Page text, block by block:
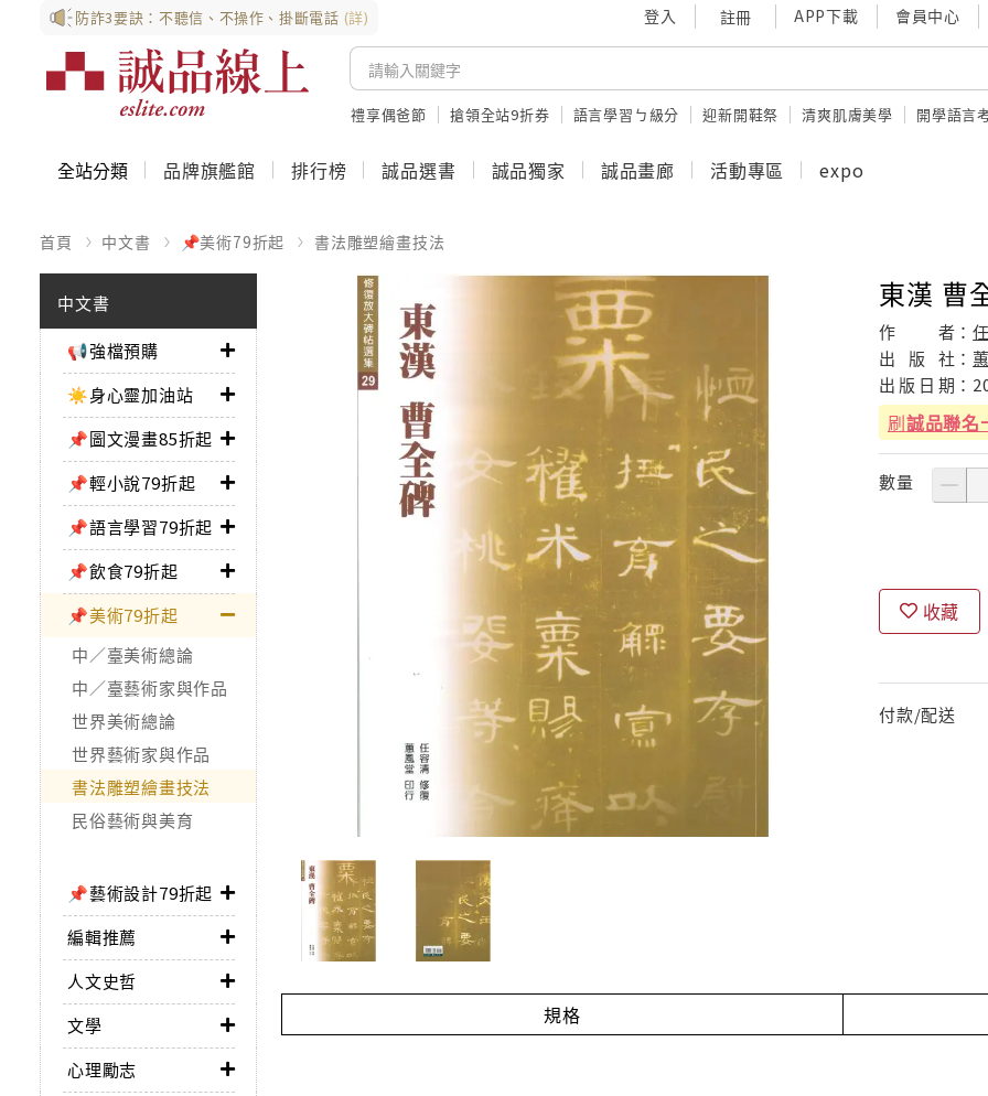
防詐3要訣：不聽信、不操作、掛斷電話 (詳) 登入 註冊 APP下載 會員中心
禮享偶爸節 搶領全站9折券 語言學習ㄅ級分 迎新開鞋祭 清爽肌膚美學 開學語言
全站分類 品牌旗艦館 排行榜 誠品選書 誠品獨家 誠品畫廊 活動專區 expo
首頁 中文書 📌美術79折起 書法雕塑繪畫技法
中文書
📢強檔預購
☀️身心靈加油站
📌圖文漫畫85折起
📌輕小說79折起
📌語言學習79折起
📌飲食79折起
📌美術79折起
中／臺美術總論
中／臺藝術家與作品
世界美術總論
世界藝術家與作品
書法雕塑繪畫技法
民俗藝術與美育
📌藝術設計79折起
編輯推薦
人文史哲
文學
心理勵志
東漢 曹
作 者：
出
版 社：
出 版 日 期：
刷誠品聯名
數量
收藏
付款/配送
規格